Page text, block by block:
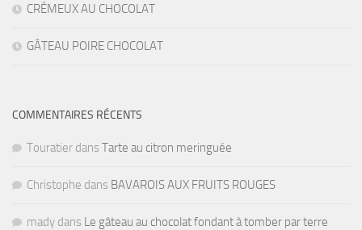
CRÉMEUX AU CHOCOLAT
GÂTEAU POIRE CHOCOLAT
COMMENTAIRES RÉCENTS
Touratier dans Tarte au citron meringuée
Christophe dans BAVAROIS AUX FRUITS ROUGES
mady dans Le gâteau au chocolat fondant à tomber par terre